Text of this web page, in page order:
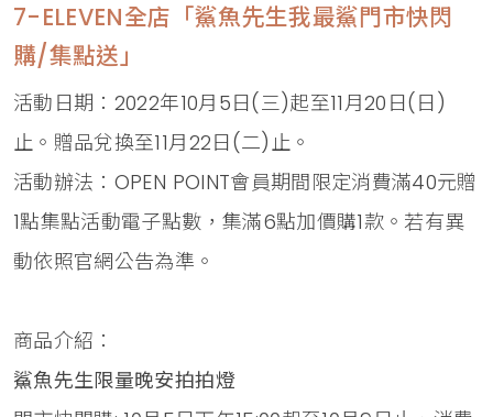
7-ELEVEN全店「鯊魚先生我最鯊門市快閃
購/集點送」
活動日期：2022年10月5日(三)起至11月20日(日)
止。贈品兌換至11月22日(二)止。
活動辦法：OPEN POINT會員期間限定消費滿40元贈
1點集點活動電子點數，集滿6點加價購1款。若有異
動依照官網公告為準。
商品介紹：
鯊魚先生限量晚安拍拍燈